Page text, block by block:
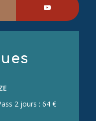
2 jours : 64 €